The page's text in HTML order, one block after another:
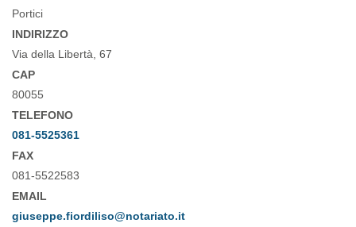
Portici
INDIRIZZO
Via della Libertà, 67
CAP
80055
TELEFONO
081-5525361
FAX
081-5522583
EMAIL
giuseppe.fiordiliso@notariato.it